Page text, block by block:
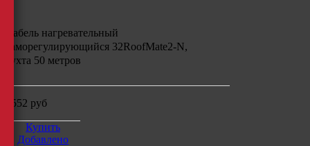
Кабель нагревательный
саморегулирующийся 32RoofMate2-N,
бухта 50 метров
6552 руб
Купить
Добавлено